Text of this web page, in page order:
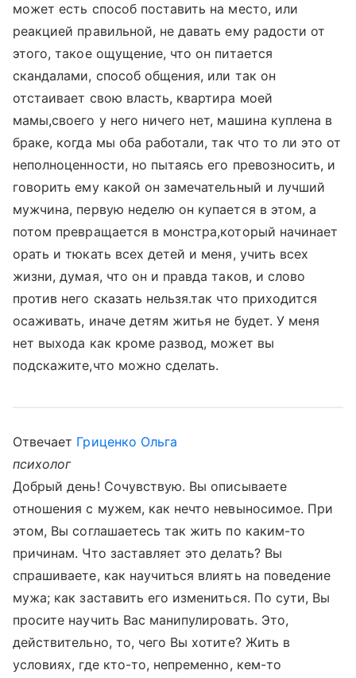
может есть способ поставить на место, или
реакцией правильной, не давать ему радости от
этого, такое ощущение, что он питается
скандалами, способ общения, или так он
отстаивает свою власть, квартира моей
мамы,своего у него ничего нет, машина куплена в
браке, когда мы оба работали, так что то ли это от
неполноценности, но пытаясь его превозносить, и
говорить ему какой он замечательный и лучший
мужчина, первую неделю он купается в этом, а
потом превращается в монстра,который начинает
орать и тюкать всех детей и меня, учить всех
жизни, думая, что он и правда таков, и слово
против него сказать нельзя.так что приходится
осаживать, иначе детям житья не будет. У меня
нет выхода как кроме развод, может вы
подскажите,что можно сделать.
Отвечает Гриценко Ольга
психолог
Добрый день! Сочувствую. Вы описываете
отношения с мужем, как нечто невыносимое. При
этом, Вы соглашаетесь так жить по каким-то
причинам. Что заставляет это делать? Вы
спрашиваете, как научиться влиять на поведение
мужа; как заставить его измениться. По сути, Вы
просите научить Вас манипулировать. Это,
действительно, то, чего Вы хотите? Жить в
условиях, где кто-то, непременно, кем-то